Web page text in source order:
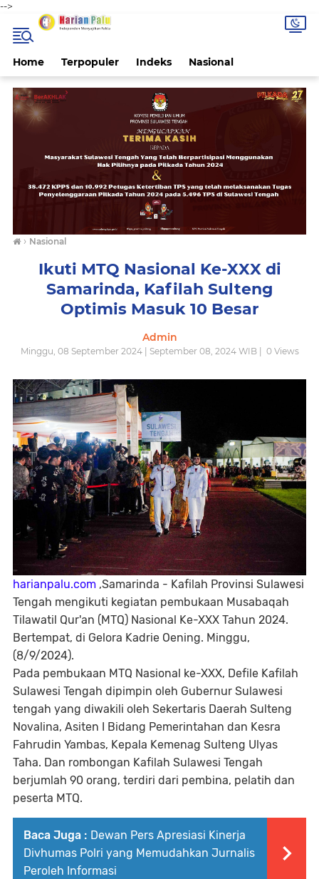
-->
Home Terpopuler Indeks Nasional
› Nasional
Ikuti MTQ Nasional Ke-XXX di
Samarinda, Kafilah Sulteng
Optimis Masuk 10 Besar
Admin
Minggu, 08 September 2024 | September 08, 2024 WIB | 0Views
harianpalu.com ,Samarinda - Kafilah Provinsi Sulawesi
Tengah mengikuti kegiatan pembukaan Musabaqah
Tilawatil Qur'an (MTQ) Nasional Ke-XXX Tahun 2024.
Bertempat, di Gelora Kadrie Oening. Minggu,
(8/9/2024).
Pada pembukaan MTQ Nasional ke-XXX, Defile Kafilah
Sulawesi Tengah dipimpin oleh Gubernur Sulawesi
tengah yang diwakili oleh Sekertaris Daerah Sulteng
Novalina, Asiten I Bidang Pemerintahan dan Kesra
Fahrudin Yambas, Kepala Kemenag Sulteng Ulyas
Taha. Dan rombongan Kafilah Sulawesi Tengah
berjumlah 90 orang, terdiri dari pembina, pelatih dan
peserta MTQ.
Baca Juga : Dewan Pers Apresiasi Kinerja
Divhumas Polri yang Memudahkan Jurnalis
Peroleh Informasi